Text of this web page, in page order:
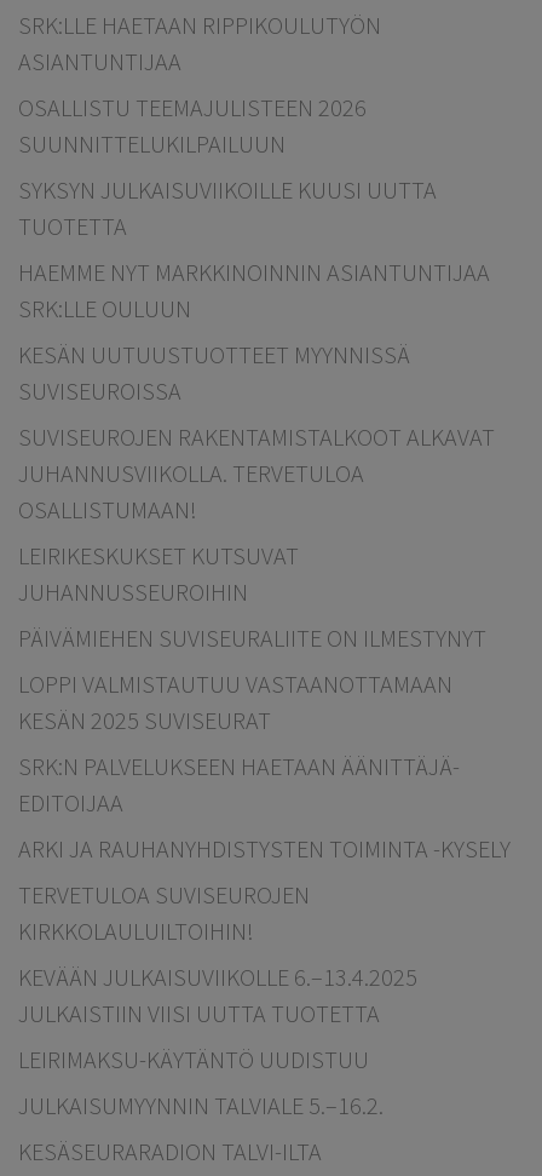
SRK:LLE HAETAAN RIPPIKOULUTYÖN
ASIANTUNTIJAA
OSALLISTU TEEMAJULISTEEN 2026
SUUNNITTELUKILPAILUUN
SYKSYN JULKAISUVIIKOILLE KUUSI UUTTA
TUOTETTA
HAEMME NYT MARKKINOINNIN ASIANTUNTIJAA
SRK:LLE OULUUN
KESÄN UUTUUSTUOTTEET MYYNNISSÄ
SUVISEUROISSA
SUVISEUROJEN RAKENTAMISTALKOOT ALKAVAT
JUHANNUSVIIKOLLA. TERVETULOA
OSALLISTUMAAN!
LEIRIKESKUKSET KUTSUVAT
JUHANNUSSEUROIHIN
PÄIVÄMIEHEN SUVISEURALIITE ON ILMESTYNYT
LOPPI VALMISTAUTUU VASTAANOTTAMAAN
KESÄN 2025 SUVISEURAT
SRK:N PALVELUKSEEN HAETAAN ÄÄNITTÄJÄ-
EDITOIJAA
ARKI JA RAUHANYHDISTYSTEN TOIMINTA -KYSELY
TERVETULOA SUVISEUROJEN
KIRKKOLAULUILTOIHIN!
KEVÄÄN JULKAISUVIIKOLLE 6.–13.4.2025
JULKAISTIIN VIISI UUTTA TUOTETTA
LEIRIMAKSU-KÄYTÄNTÖ UUDISTUU
JULKAISUMYYNNIN TALVIALE 5.–16.2.
KESÄSEURARADION TALVI-ILTA